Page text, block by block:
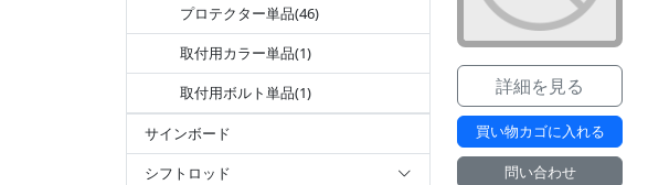
プロテクター単品(46)
取付用カラー単品(1)
取付用ボルト単品(1)
サインボード
シフトロッド
詳細を見る
買い物カゴに入れる
問い合わせ